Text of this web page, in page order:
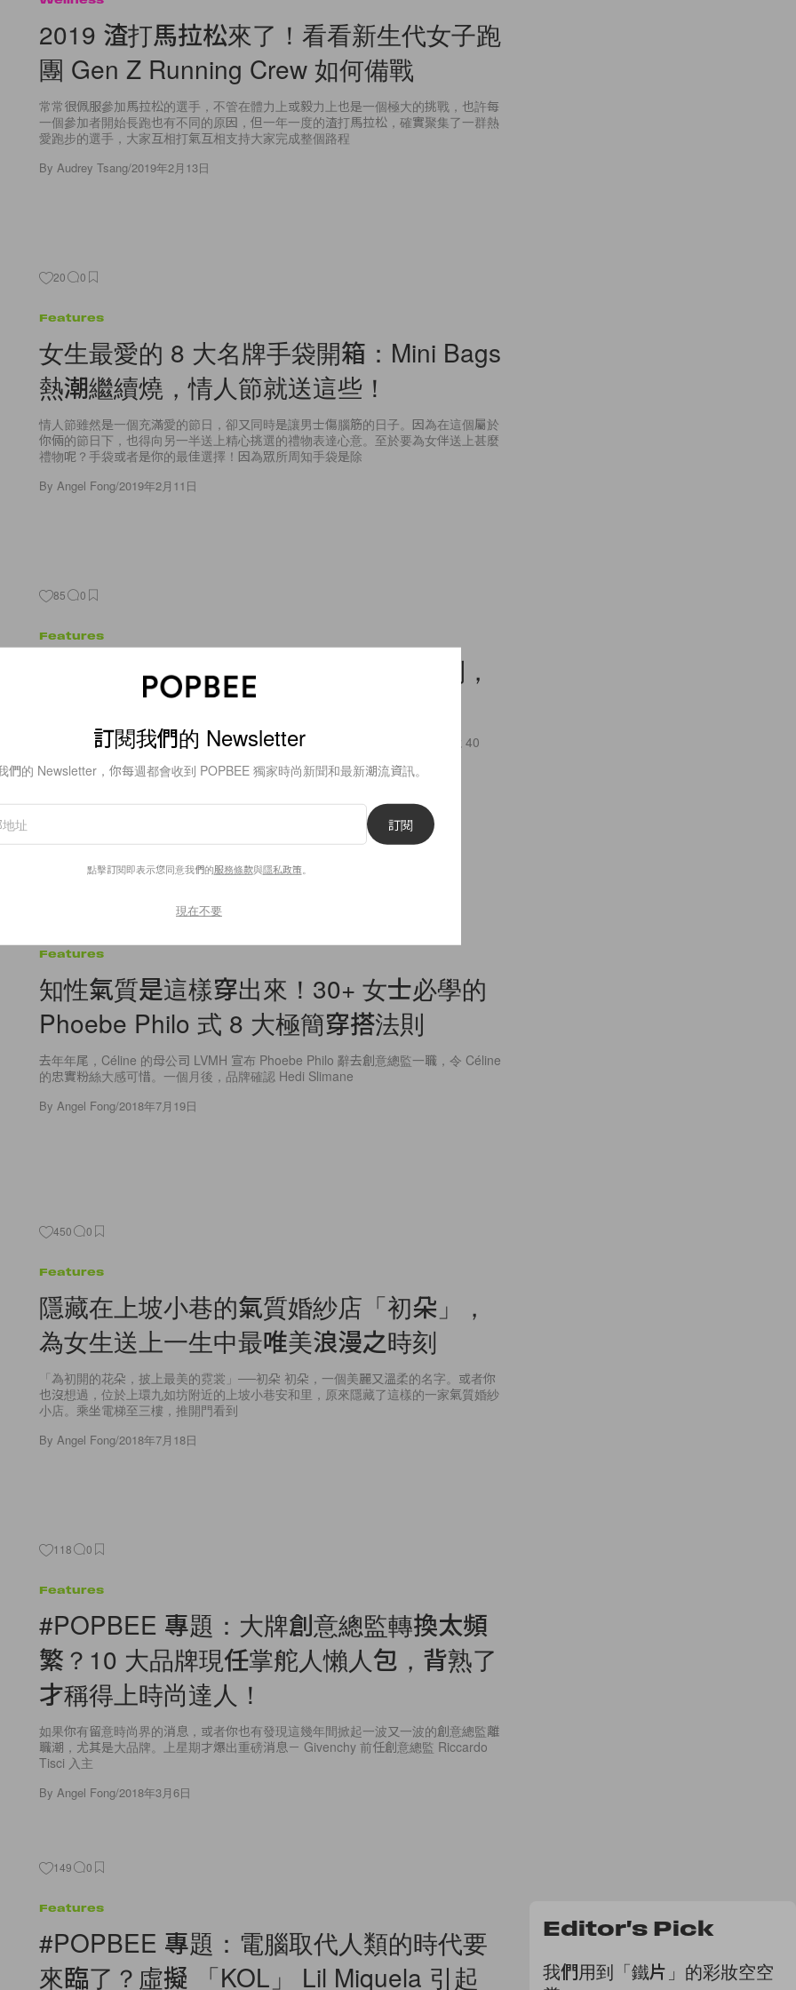
2019 渣打馬拉松來了！看看新生代女子跑
團 Gen Z Running Crew 如何備戰
常常很佩服參加馬拉松的選手，不管在體力上或毅力上也是一個極大的挑戰，也許每
一個參加者開始長跑也有不同的原因，但一年一度的渣打馬拉松，確實聚集了一群熱
愛跑步的選手，大家互相打氣互相支持大家完成整個路程
By Audrey Tsang/2019年2月13日
20 0
Features
女生最愛的 8 大名牌手袋開箱：Mini Bags
熱潮繼續燒，情人節就送這些！
情人節雖然是一個充滿愛的節日，卻又同時是讓男士傷腦筋的日子。因為在這個屬於
你倆的節日下，也得向另一半送上精心挑選的禮物表達心意。至於要為女伴送上甚麼
禮物呢？手袋或者是你的最佳選擇！因為眾所周知手袋是除
By Angel Fong/2019年2月11日
85 0
Features
嬌小女生要學的 7 個「顯高穿搭」法則，
學會了 150cm 也能𣊬間變成 170cm！
雖然身高受到先天因素所限，不是每個女生都可以擁有模特兒般高挑的身型及 40
ByAngel Fong/2019年1月30日
Features
知性氣質是這樣穿出來！30+ 女士必學的
Phoebe Philo 式 8 大極簡穿搭法則
去年年尾，Céline 的母公司 LVMH 宣布 Phoebe Philo 辭去創意總監一職，令 Céline
的忠實粉絲大感可惜。一個月後，品牌確認 Hedi Slimane
By Angel Fong/2018年7月19日
450 0
Features
隱藏在上坡小巷的氣質婚紗店「初朵」，
為女生送上一生中最唯美浪漫之時刻
「為初開的花朵，披上最美的霓裳」──初朵 初朵，一個美麗又溫柔的名字。或者你
也沒想過，位於上環九如坊附近的上坡小巷安和里，原來隱藏了這樣的一家氣質婚紗
小店。乘坐電梯至三樓，推開門看到
By Angel Fong/2018年7月18日
118 0
Features
#POPBEE 專題：大牌創意總監轉換太頻
繁？10 大品牌現任掌舵人懶人包，背熟了
才稱得上時尚達人！
如果你有留意時尚界的消息，或者你也有發現這幾年間掀起一波又一波的創意總監離
職潮，尤其是大品牌。上星期才爆出重磅消息－ Givenchy 前任創意總監 Riccardo
Tisci 入主
By Angel Fong/2018年3月6日
149 0
Features
#POPBEE 專題：電腦取代人類的時代要
來臨了？虛擬 「KOL」 Lil Miquela 引起
Editor's Pick
我們用到「鐵片」的彩妝空空
訂閱我們的 Newsletter
們的 Newsletter，你每週都會收到 POPBEE 獨家時尚新聞和最新潮流資訊。
訂閱
點擊訂閱即表示您同意我們的服務條款與隱私政策
現在不要